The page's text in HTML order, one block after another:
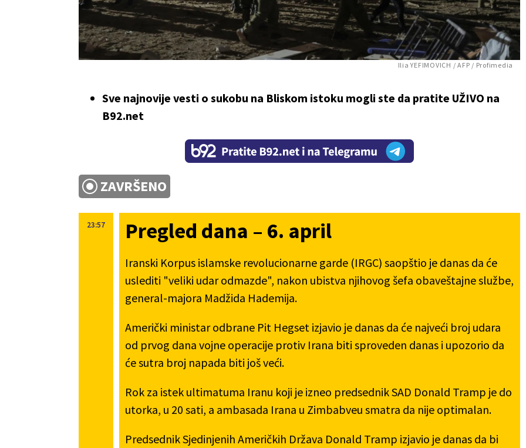
Ilia YEFIMOVICH / AFP / Profimedia
Sve najnovije vesti o sukobu na Bliskom istoku mogli ste da pratite UŽIVO na
B92.net
ZAVRŠENO
23:57 Pregled dana – 6. april
Iranski Korpus islamske revolucionarne garde (IRGC) saopštio je danas da će
uslediti "veliki udar odmazde", nakon ubistva njihovog šefa obaveštajne službe,
general-majora Madžida Hademija.
Američki ministar odbrane Pit Hegset izjavio je danas da će najveći broj udara
od prvog dana vojne operacije protiv Irana biti sproveden danas i upozorio da
će sutra broj napada biti još veći.
Rok za istek ultimatuma Iranu koji je izneo predsednik SAD Donald Tramp je do
utorka, u 20 sati, a ambasada Irana u Zimbabveu smatra da nije optimalan.
Predsednik Sjedinjenih Američkih Država Donald Tramp izjavio je danas da bi